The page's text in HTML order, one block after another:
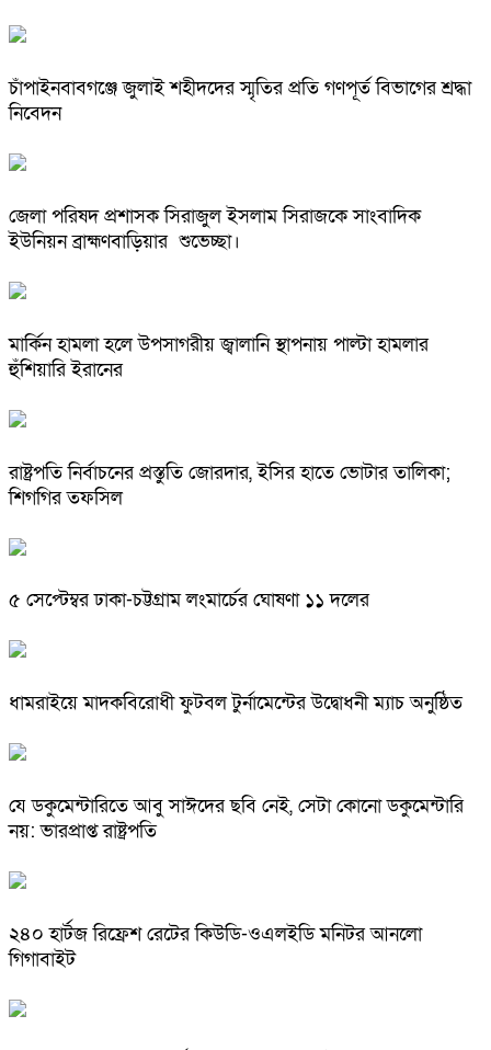
চাঁপাইনবাবগঞ্জে জুলাই শহীদদের স্মৃতির প্রতি গণপূর্ত বিভাগের শ্রদ্ধা
নিবেদন
জেলা পরিষদ প্রশাসক সিরাজুল ইসলাম সিরাজকে সাংবাদিক
ইউনিয়ন ব্রাহ্মণবাড়িয়ার শুভেচ্ছা।
মার্কিন হামলা হলে উপসাগরীয় জ্বালানি স্থাপনায় পাল্টা হামলার
হুঁশিয়ারি ইরানের
রাষ্ট্রপতি নির্বাচনের প্রস্তুতি জোরদার, ইসির হাতে ভোটার তালিকা;
শিগগির তফসিল
৫ সেপ্টেম্বর ঢাকা-চট্টগ্রাম লংমার্চের ঘোষণা ১১ দলের
ধামরাইয়ে মাদকবিরোধী ফুটবল টুর্নামেন্টের উদ্বোধনী ম্যাচ অনুষ্ঠিত
যে ডকুমেন্টারিতে আবু সাঈদের ছবি নেই, সেটা কোনো ডকুমেন্টারি
নয়: ভারপ্রাপ্ত রাষ্ট্রপতি
২৪০ হার্টজ রিফ্রেশ রেটের কিউডি-ওএলইডি মনিটর আনলো
গিগাবাইট